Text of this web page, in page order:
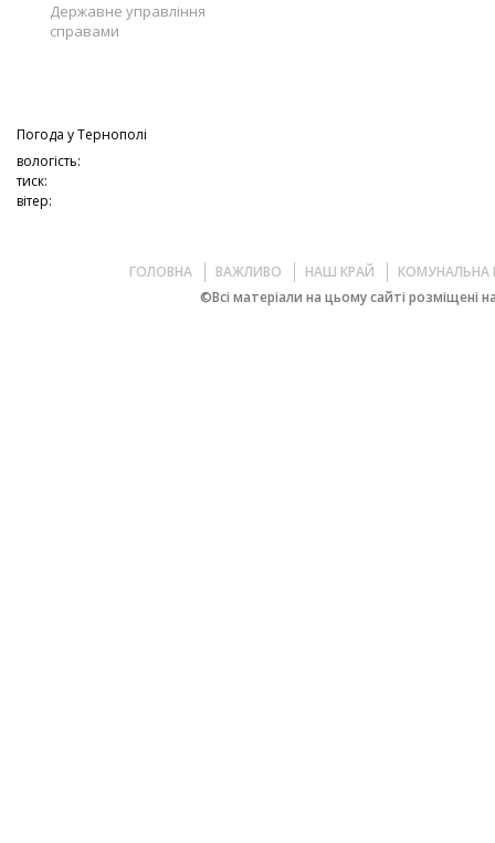
Державне управління
справами
Погода уТернополі
вологість:
тиск:
вітер:
ГОЛОВНА ВАЖЛИВО НАШ КРАЙ
КОМУНАЛЬНА
©Всі матеріали на цьому сайті розміщені